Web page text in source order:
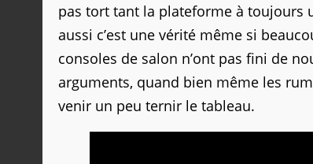
pas tort tant la plateforme à toujours
aussi c’est une vérité même si
consoles de salon n’ont pas fini de
arguments, quand bien même les
venir un peu ternir le tableau.